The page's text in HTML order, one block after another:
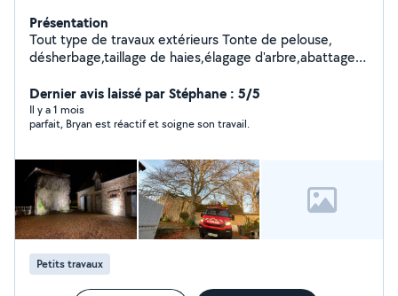
Présentation
Tout type de travaux extérieurs Tonte de pelouse,
désherbage,taillage de haies,élagage d'arbre,abattage
Dernier avis laissé par Stéphane : 5/5
Il y a 1 mois
parfait, Bryan est réactif et soigne son travail.
Petits travaux